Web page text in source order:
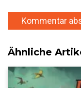
Kommentar
Ähnliche